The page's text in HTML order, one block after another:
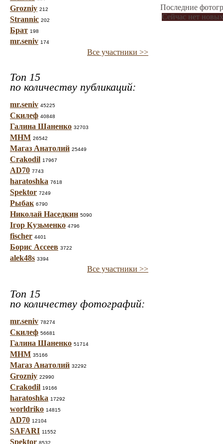
Grozniy 212
Strannic 202
Брат 198
mr.seniv 174
Все участники >>
Топ 15
по количеству публикаций:
mr.seniv 45225
Скилеф 40848
Галина Шаненко 32703
МНМ 26542
Магаз Анатолий 25449
Crakodil 17967
AD70 7743
haratoshka 7618
Spektor 7249
Рыбак 6790
Николай Наседкин 5090
Ігор Кузьменко 4796
fischer 4401
Борис Ассеев 3722
alek48s 3394
Все участники >>
Топ 15
по количеству фотографий:
mr.seniv 78274
Скилеф 56681
Галина Шаненко 51714
МНМ 35166
Магаз Анатолий 32292
Grozniy 22990
Crakodil 19166
haratoshka 17292
worldriko 14815
AD70 12104
SAFARI 11552
Spektor 8532
Последние
Сейчас нет